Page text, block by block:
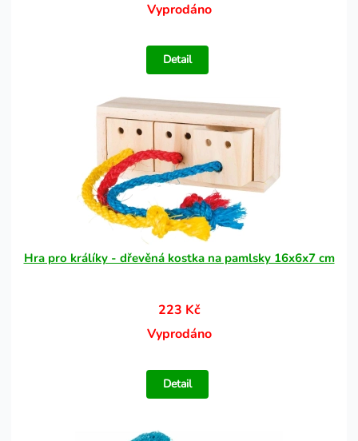
Vyprodáno
Detail
Hra pro králíky - dřevěná kostka na pamlsky 16x6x7 cm
223 Kč
Vyprodáno
Detail